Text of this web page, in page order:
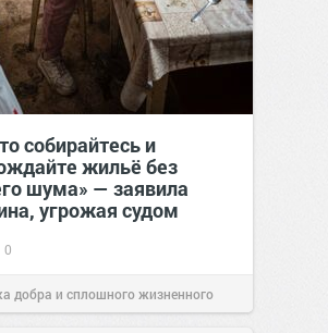
собирайтесь и
жильё без
шума» — заявила
угрожая судом
0
добра и сплошного жизненного